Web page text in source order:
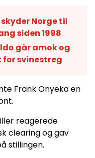
Norge til
siden 1998
går amok og
svinestreg
Frank Onyeka en
reagerede
clearing og gav
stillingen.